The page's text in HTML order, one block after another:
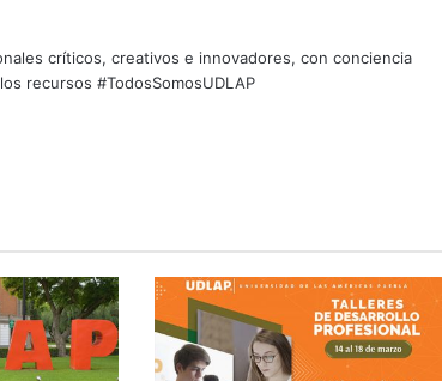
críticos, creativos e innovadores, con conciencia
recursos #TodosSomosUDLAP